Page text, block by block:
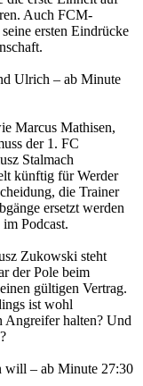
Auch FCM-
ersten Eindrücke
Ulrich – ab Minute
Marcus Mathisen,
der 1. FC
Stalmach
künftig für Werder
die Trainer
ersetzt werden
Podcast.
Zukowski steht
der Pole beim
gültigen Vertrag.
ist wohl
Angreifer halten? Und
will – ab Minute 27:30